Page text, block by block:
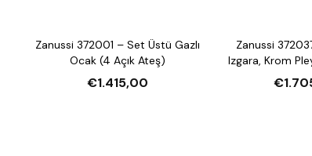
Zanussi 372001 – Set Üstü Gazlı
Ocak (4 Açık Ateş)
€1.415,00
Zanussi
Izgara, Krom